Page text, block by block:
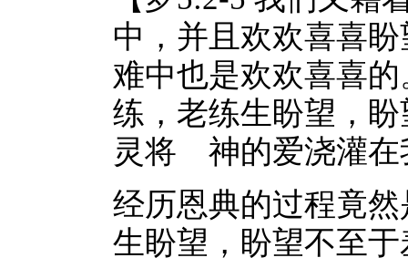
中，并且欢欢喜喜
难中也是欢欢喜喜
练，老练生盼望，
灵将 神的爱浇灌在
经历恩典的过程竟
生盼望，盼望不至